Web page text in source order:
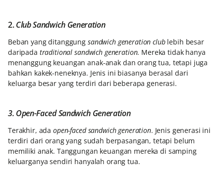
2.Club Sandwich Generation
Beban yang ditanggung sandwich generation club lebih besar
daripada traditional sandwich generation. Mereka tidak hanya
menanggung keuangan anak-anak dan orang tua, tetapi juga
bahkan kakek-neneknya. Jenis ini biasanya berasal dari
keluarga besar yang terdiri dari beberapa generasi.
3. Open-Faced Sandwich Generation
Terakhir, adaopen-faced sandwich generation. Jenis generasi ini
terdiri dari orang yang sudah berpasangan, tetapi belum
memiliki anak. Tanggungan keuangan mereka di samping
keluarganya sendiri hanyalah orang tua.